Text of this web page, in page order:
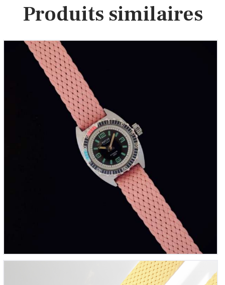
Produits similaires
Mortima, ref. MD 001
Bracelet montre Perlon tressé Jaune Pâle